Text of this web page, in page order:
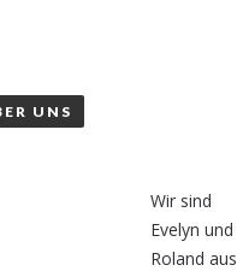
UNS
Wir sind
Evelyn und
Roland aus